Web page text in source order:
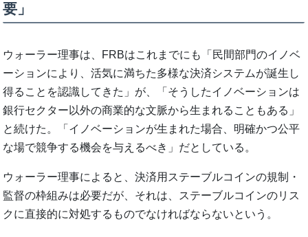
要」
ウォーラー理事は、FRBはこれまでにも「民間部門のイノベ
ーションにより、活気に満ちた多様な決済システムが誕生し
得ることを認識してきた」が、「そうしたイノベーションは
銀行セクター以外の商業的な文脈から生まれることもある」
と続けた。「イノベーションが生まれた場合、明確かつ公平
な場で競争する機会を与えるべき」だとしている。
ウォーラー理事によると、決済用ステーブルコインの規制・
監督の枠組みは必要だが、それは、ステーブルコインのリス
クに直接的に対処するものでなければならないという。